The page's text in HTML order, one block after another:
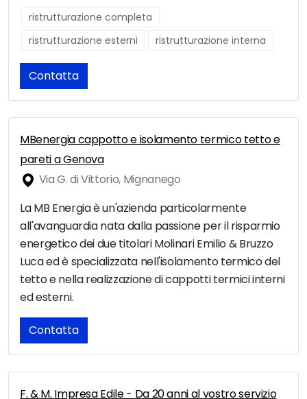
ristrutturazione completa
ristrutturazione esterni
ristrutturazione interna
Contatta
MBenergia cappotto e isolamento termico tetto e
pareti a Genova
Via G. di Vittorio, Mignanego
La MB Energia è un'azienda particolarmente
all'avanguardia nata dalla passione per il risparmio
energetico dei due titolari Molinari Emilio & Bruzzo
Luca ed è specializzata nell'isolamento termico del
tetto e nella realizzazione di cappotti termici interni
ed esterni.
Contatta
F. & M. Impresa Edile - Da 20 anni al vostro servizio